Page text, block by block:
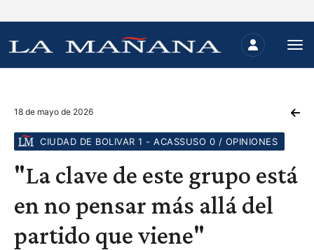
18 de mayo de 2026
CIUDAD DE BOLIVAR 1 - ACASSUSO 0 / OPINIONES
"La clave de este grupo está
en no pensar más allá del
partido que viene"